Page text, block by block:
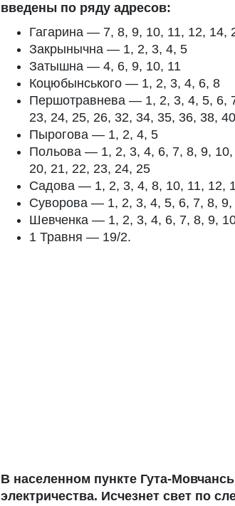
введены по ряду адресов:
Гагарина — 7, 8, 9, 10, 11, 12, 14,
Закрынычна — 1, 2, 3, 4, 5
Затышна — 4, 6, 9, 10, 11
Коцюбынського — 1, 2, 3, 4, 6, 8
Першотравнева — 1, 2, 3, 4, 5, 6,
23, 24, 25, 26, 32, 34, 35, 36, 38,
Пырогова — 1, 2, 4, 5
Польова — 1, 2, 3, 4, 6, 7, 8, 9,
20, 21, 22, 23, 24, 25
Садова — 1, 2, 3, 4, 8, 10, 11, 12,
Суворова — 1, 2, 3, 4, 5, 6, 7, 8, 9,
Шевченка — 1, 2, 3, 4, 6, 7, 8, 9,
1 Травня — 19/2.
В населенном пункте Гута-
электричества. Исчезнет свет по